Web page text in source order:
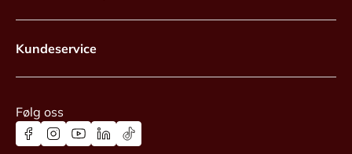
Kundeservice
Følg oss